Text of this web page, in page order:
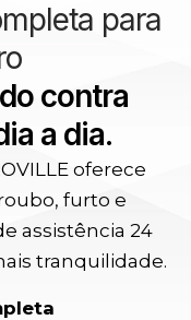
para
contra
a dia.
oferece
furto e
assistência 24
tranquilidade.